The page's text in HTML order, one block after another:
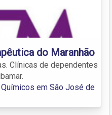
do Maranhão
Clínicas de dependentes
em São José de